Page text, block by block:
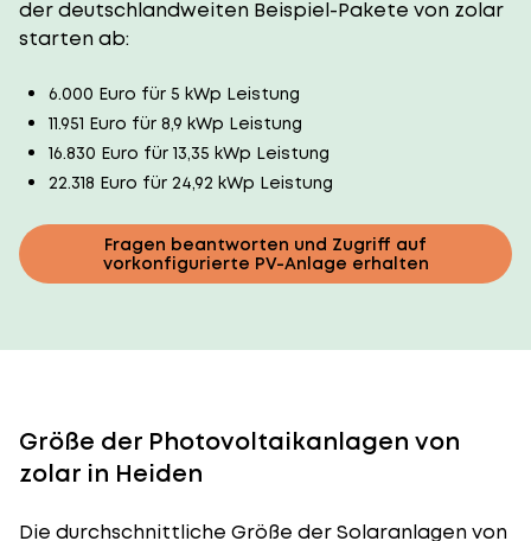
der deutschlandweiten Beispiel-Pakete von zolar
starten ab:
6.000 Euro für 5 kWp Leistung
11.951 Euro für 8,9 kWp Leistung
16.830 Euro für 13,35 kWp Leistung
22.318 Euro für 24,92 kWp Leistung
Fragen beantworten und Zugriff auf
vorkonfigurierte PV-Anlage erhalten
Größe der Photovoltaikanlagen von
zolar in Heiden
Die durchschnittliche Größe der Solaranlagenvon